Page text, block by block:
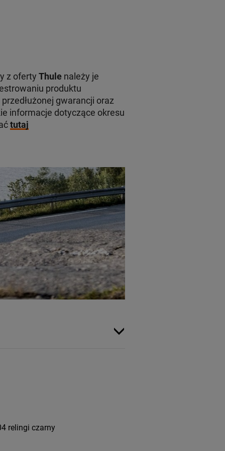
z oferty Thulenależy je
produktu
gwarancji oraz
informacje dotyczące okresu
tutaj
relingi czarny